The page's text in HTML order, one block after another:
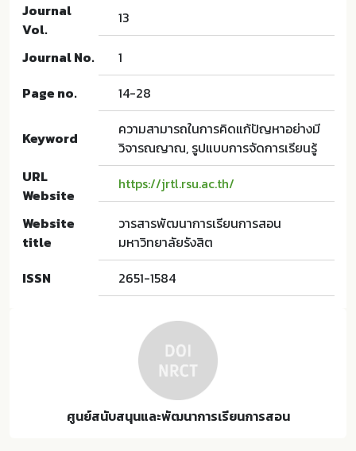
Journal
Vol.
13
Journal No.
1
Page no.
14-28
Keyword
ความสามารถในการคิดแก้ปัญหาอย่างมี
วิจารณญาณ, รูปแบบการจัดการเรียนรู้
URL
Website
https://jrtl.rsu.ac.th/
Website
title
วารสารพัฒนาการเรียนการสอน
มหาวิทยาลัยรังสิต
ISSN
2651-1584
ศูนย์สนับสนุนและพัฒนาการเรียนการสอน